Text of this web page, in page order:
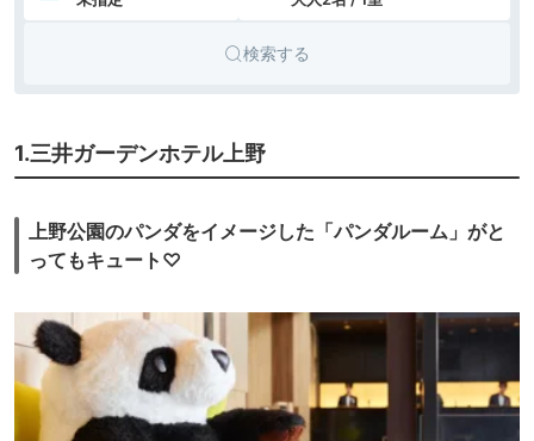
Premium 上野御
icotto 楽天トラベル
22,013円〜
icotto 楽天トラベル
ホテル
検索する
1.三井ガーデンホテル上野
上野公園のパンダをイメージした「パンダルーム」がと
ってもキュート♡